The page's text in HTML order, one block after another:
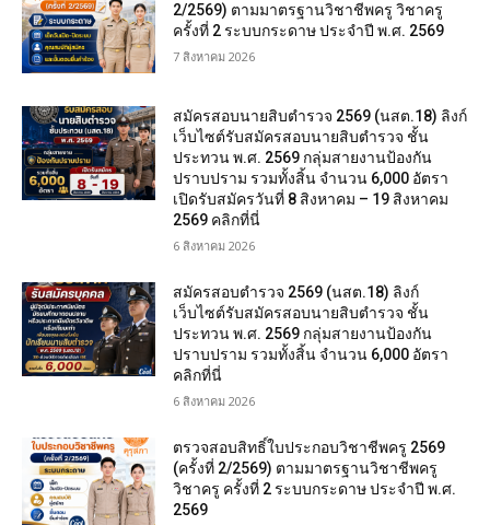
2/2569) ตามมาตรฐานวิชาชีพครู วิชาครู
ครั้งที่ 2 ระบบกระดาษ ประจำปี พ.ศ. 2569
7 สิงหาคม 2026
สมัครสอบนายสิบตำรวจ 2569 (นสต.18) ลิงก์
เว็บไซต์รับสมัครสอบนายสิบตำรวจ ชั้น
ประทวน พ.ศ. 2569 กลุ่มสายงานป้องกัน
ปราบปราม รวมทั้งสิ้น จำนวน 6,000 อัตรา
เปิดรับสมัครวันที่ 8 สิงหาคม – 19 สิงหาคม
2569 คลิกที่นี่
6 สิงหาคม 2026
สมัครสอบตํารวจ 2569 (นสต.18) ลิงก์
เว็บไซต์รับสมัครสอบนายสิบตำรวจ ชั้น
ประทวน พ.ศ. 2569 กลุ่มสายงานป้องกัน
ปราบปราม รวมทั้งสิ้น จำนวน 6,000 อัตรา
คลิกที่นี่
6 สิงหาคม 2026
ตรวจสอบสิทธิ์ใบประกอบวิชาชีพครู 2569
(ครั้งที่ 2/2569) ตามมาตรฐานวิชาชีพครู
วิชาครู ครั้งที่ 2 ระบบกระดาษ ประจำปี พ.ศ.
2569